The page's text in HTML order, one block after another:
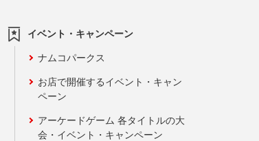
イベント・キャンペーン
ナムコパークス
お店で開催するイベント・キャン
ペーン
アーケードゲーム 各タイトルの大
会・イベント・キャンペーン